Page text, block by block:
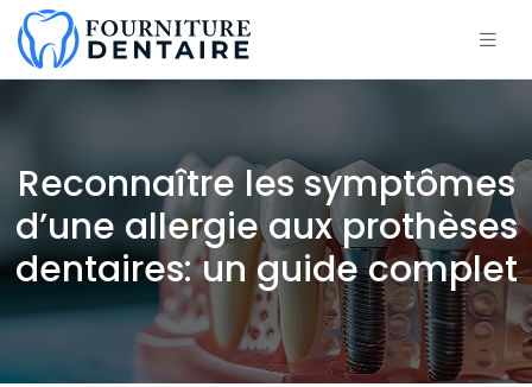
Reconnaître les symptômes
d’une allergie aux prothèses
dentaires: un guide complet